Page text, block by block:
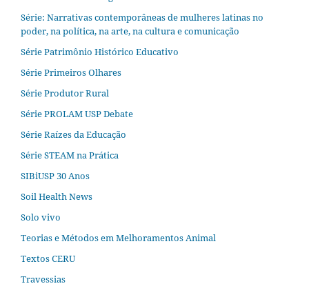
Série: Narrativas contemporâneas de mulheres latinas no
poder, na política, na arte, na cultura e comunicação
Série Patrimônio Histórico Educativo
Série Primeiros Olhares
Série Produtor Rural
Série PROLAM USP Debate
Série Raízes da Educação
Série STEAM na Prática
SIBiUSP 30 Anos
Soil Health News
Solo vivo
Teorias e Métodos em Melhoramentos Animal
Textos CERU
Travessias